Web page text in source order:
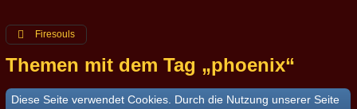
Firesouls
Themen mit dem Tag „phoenix“
Diese Seite verwendet Cookies. Durch die Nutzung unserer Seite